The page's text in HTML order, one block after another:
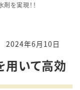
を実現！！
2024年6月10日
用いて高効